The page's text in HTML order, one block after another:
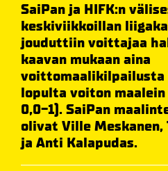
SaiPan ja HIFK:n
keskiviikkoillan
jouduttiin voittajaa
kaavan mukaan aina
voittomaalikilpailusta
lopulta voiton
0,0-1). SaiPan
olivat Ville
ja Anti Kalapudas.